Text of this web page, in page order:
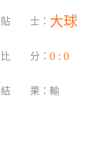
貼 士： 大球
比 分： 0 : 0
結 果： 輸